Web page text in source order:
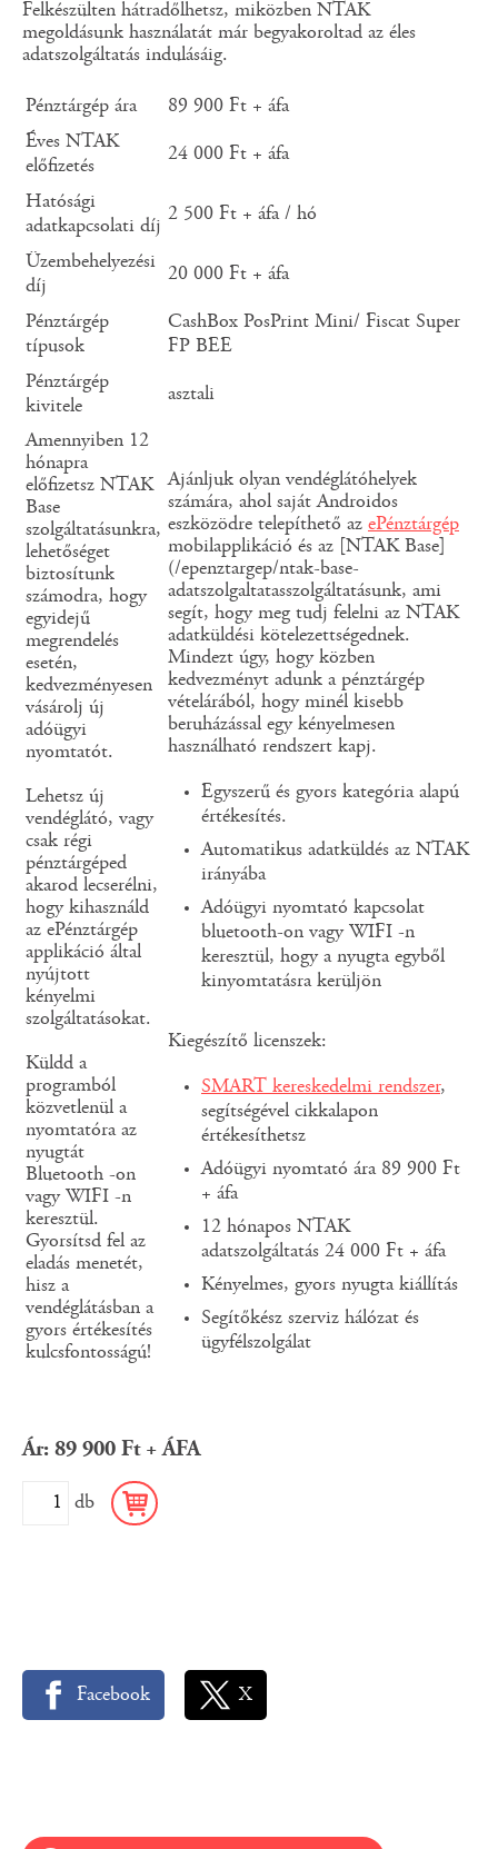
Ár: 89 900 Ft + ÁFA
db
Felkészülten hátradőlhetsz, miközben NTAK
megoldásunk használatát már begyakoroltad az éles
adatszolgáltatás indulásáig.
Pénztárgép ára
89 900 Ft + áfa
Éves NTAK
előfizetés
24 000 Ft + áfa
Hatósági
adatkapcsolati díj
2 500 Ft + áfa / hó
Üzembehelyezési
díj
20 000 Ft + áfa
Pénztárgép
típusok
CashBox PosPrint Mini/ Fiscat Super
FP BEE
Pénztárgép
kivitele
asztali
Amennyiben 12
hónapra
előfizetsz NTAK
Base
szolgáltatásunkra,
lehetőséget
biztosítunk
számodra, hogy
egyidejű
megrendelés
esetén,
kedvezményesen
vásárolj új
adóügyi
nyomtatót.
Lehetsz új
vendéglátó, vagy
csak régi
pénztárgéped
akarod lecserélni,
hogy kihasználd
az ePénztárgép
applikáció által
nyújtott
kényelmi
szolgáltatásokat.
Küldd a
programból
közvetlenül a
nyomtatóra az
nyugtát
Bluetooth -on
vagy WIFI -n
keresztül.
Gyorsítsd fel az
eladás menetét,
hisz a
vendéglátásban a
gyors értékesítés
kulcsfontosságú!
Ajánljuk olyan vendéglátóhelyek
számára, ahol saját Androidos
eszközödre telepíthető az ePénztárgép
mobilapplikáció és az [NTAK Base]
(/epenztargep/ntak-base-
adatszolgaltatasszolgáltatásunk, ami
segít, hogy meg tudj felelni az NTAK
adatküldési kötelezettségednek.
Mindezt úgy, hogy közben
kedvezményt adunk a pénztárgép
vételárából, hogy minél kisebb
beruházással egy kényelmesen
használható rendszert kapj.
Egyszerű és gyors kategória alapú
értékesítés.
Automatikus adatküldés az NTAK
irányába
Adóügyi nyomtató kapcsolat
bluetooth-on vagy WIFI -n
keresztül, hogy a nyugta egyből
kinyomtatásra kerüljön
Kiegészítő licenszek:
SMART kereskedelmi rendszer,
segítségével cikkalapon
értékesíthetsz
Adóügyi nyomtató ára 89 900 Ft
+ áfa
12 hónapos NTAK
adatszolgáltatás 24 000 Ft + áfa
Kényelmes, gyors nyugta kiállítás
Segítőkész szerviz hálózat és
ügyfélszolgálat
Facebook X